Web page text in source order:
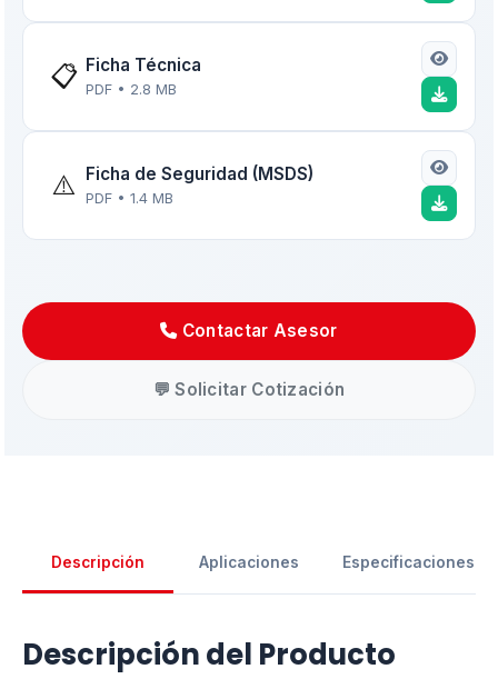
📋 Ficha Técnica
PDF • 2.8 MB
⚠️ Ficha de Seguridad (MSDS)
PDF • 1.4 MB
Contactar Asesor
💬 Solicitar Cotización
Descripción Aplicaciones Especificaciones
Descripción del Producto